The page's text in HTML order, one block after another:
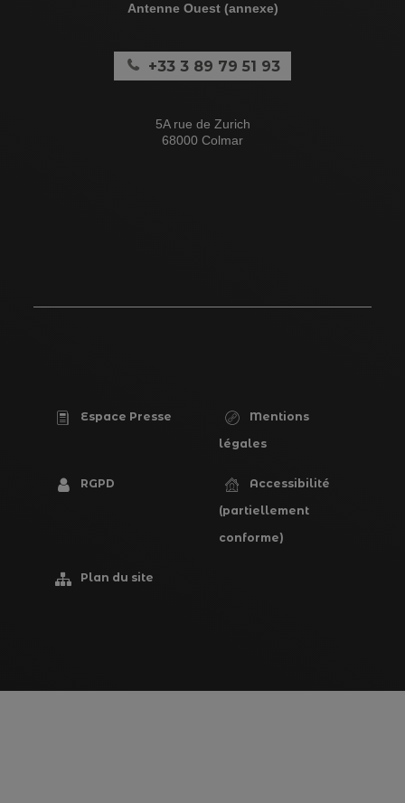
Antenne Ouest (annexe)
+33 3 89 79 51 93
5A rue de Zurich
68000 Colmar
PIED
DE
Espace Presse
Mentions
légales
RGPD
Accessibilité
(partiellement
conforme)
Plan du site